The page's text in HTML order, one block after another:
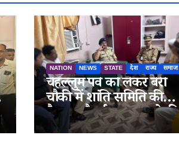
NATION NEWS STATE देश राज्य समाज
चेहल्लुम पर्व को लेकर बेरी
चौकी में शांति समिति की
बैठक, सौहार्द बनाए रखने की
अपील